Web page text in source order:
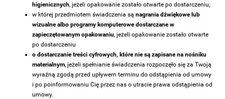
higienicznych, jeżeli opakowanie zostało otwarte po dostarczeniu,
w której przedmiotem świadczenia są nagrania dźwiękowe lub
wizualne albo programy komputerowe dostarczane w
zapieczętowanym opakowaniu, jeżeli opakowanie zostało otwarte
po dostarczeniu
o dostarczanie treści cyfrowych, które nie są zapisane na nośniku
materialnym, jeżeli spełnianie świadczenia rozpoczęło się za Twoją
wyraźną zgodą przed upływem terminu do odstąpienia od umowy
i po poinformowaniu Cię przez nas o utracie prawa odstąpienia od
umowy.